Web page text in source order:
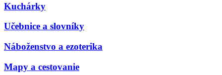
Kuchárky
Učebnice a slovníky
Náboženstvo a ezoterika
Mapy a cestovanie